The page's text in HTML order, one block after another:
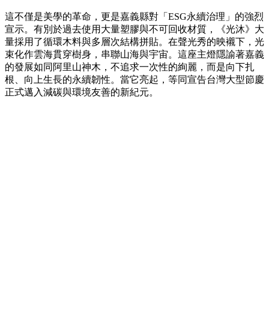
這不僅是美學的革命，更是嘉義縣對「ESG永續治理」的強烈
宣示。有別於過去使用大量塑膠與不可回收材質，《光沐》大
量採用了循環木料與多層次結構拼貼。在聲光秀的映襯下，光
束化作雲海貫穿樹身，串聯山海與宇宙。這座主燈隱諭著嘉義
的發展如同阿里山神木，不追求一次性的絢麗，而是向下扎
根、向上生長的永續韌性。當它亮起，等同宣告台灣大型節慶
正式邁入減碳與環境友善的新紀元。